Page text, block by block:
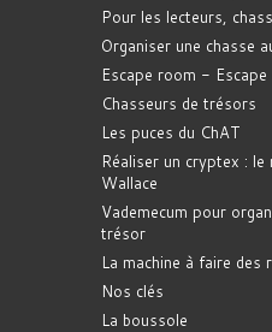
Pour les lecteurs,
Organiser une chasse
Escape room - Escape
Chasseurs de trésors
Les puces du ChAT
Réaliser un cryptex : le
Wallace
Vademecum pour
trésor
La machine à faire des
Nos clés
La boussole